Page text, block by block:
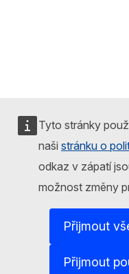
Tyto stránky
naši stránku o
odkaz v zápatí
možnost změny
Přijmout
Přijmout